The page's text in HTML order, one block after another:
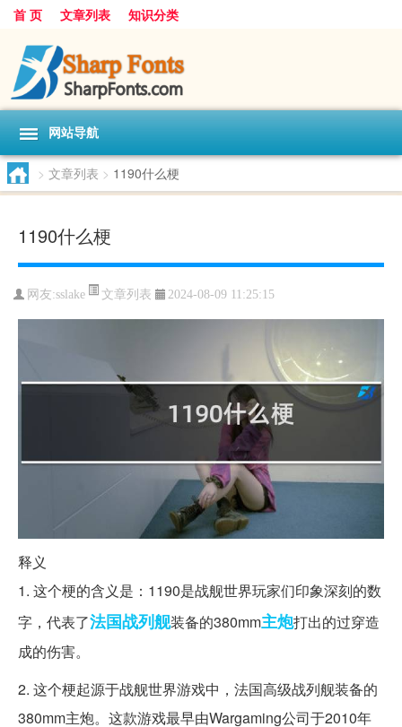
首 页 文章列表 知识分类
网站导航
> 文章列表 > 1190什么梗
1190什么梗
网友:sslake 文章列表 2024-08-09 11:25:15
释义
1. 这个梗的含义是：1190是战舰世界玩家们印象深刻的数
字，代表了法国战列舰装备的380mm主炮打出的过穿造
成的伤害。
2. 这个梗起源于战舰世界游戏中，法国高级战列舰装备的
380mm主炮。这款游戏最早由Wargaming公司于2010年